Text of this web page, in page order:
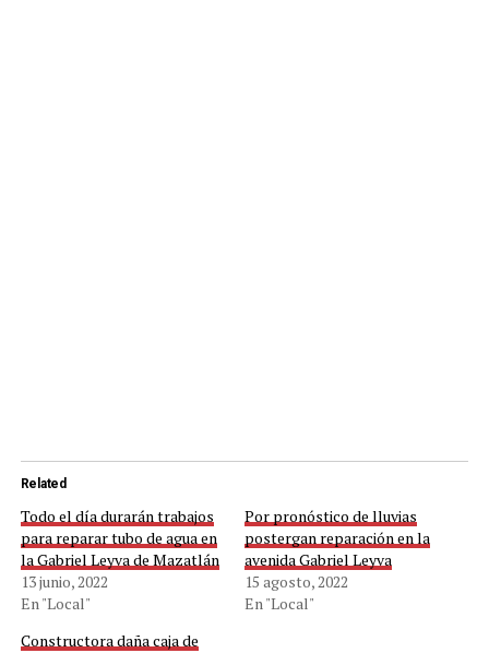
Related
Todo el día durarán trabajos
para reparar tubo de agua en
la Gabriel Leyva de Mazatlán
13 junio, 2022
En "Local"
Por pronóstico de lluvias
postergan reparación en la
avenida Gabriel Leyva
15 agosto, 2022
En "Local"
Constructora daña caja de